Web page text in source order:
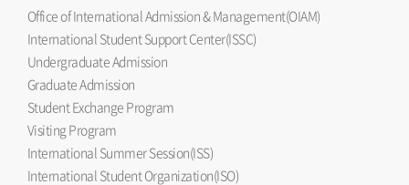
Office of International Admission & Management(OIAM)
International Student Support Center(ISSC)
Undergraduate Admission
Graduate Admission
Student Exchange Program
Visiting Program
International Summer Session(ISS)
International Student Organization(ISO)